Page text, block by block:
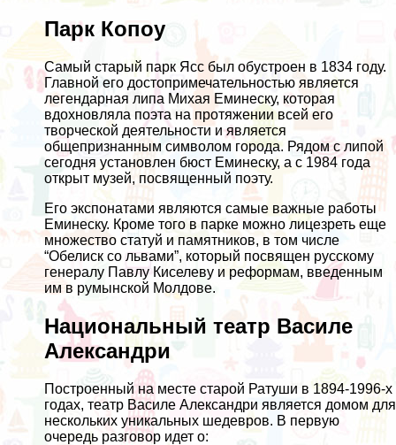
Парк Копоу
Самый старый парк Ясс был обустроен в 1834 году.
Главной его достопримечательностью является
легендарная липа Михая Еминеску, которая
вдохновляла поэта на протяжении всей его
творческой деятельности и является
общепризнанным символом города. Рядом с липой
сегодня установлен бюст Еминеску, а с 1984 года
открыт музей, посвященный поэту.
Его экспонатами являются самые важные работы
Еминеску. Кроме того в парке можно лицезреть еще
множество статуй и памятников, в том числе
“Обелиск со львами”, который посвящен русскому
генералу Павлу Киселеву и реформам, введенным
им в румынской Молдове.
Национальный театр Василе
Александри
Построенный на месте старой Ратуши в 1894-1996-х
годах, театр Василе Александри является домом для
нескольких уникальных шедевров. В первую
очередь разговор идет о: